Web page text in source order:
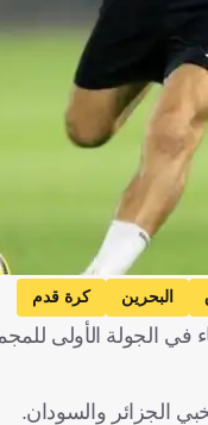
البحرين كرة قدم
في الجولة الأولى
الجزائر والسودان.